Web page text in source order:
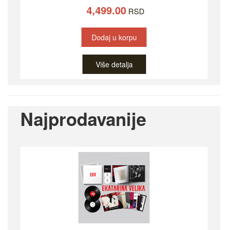
4,499.00RSD
Dodaj u korpu
Više detalja
Najprodavanije